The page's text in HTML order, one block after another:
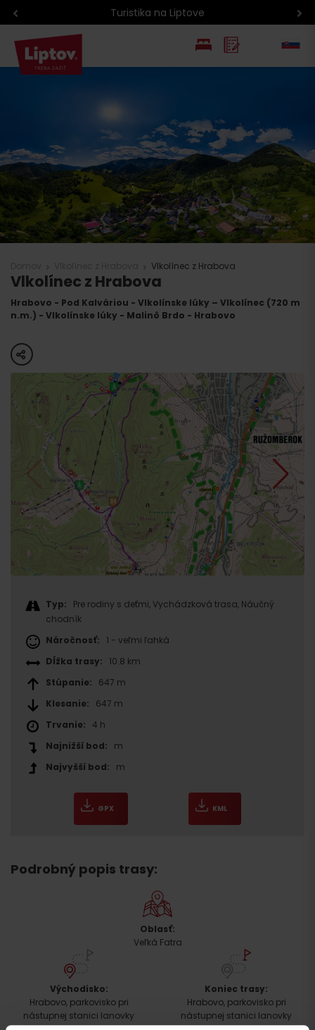
Turistika na Liptove
Vlkolínec z Hrabova
Vlkolínec z Hrabova
Hrabovo - Pod Kalváriou - Vlkolínske lúky – Vlkolínec (720 m
n.m.) - Vlkolínske lúky - Malinô Brdo - Hrabovo
share
Typ:
Pre rodiny s deťmi, Vychádzková trasa, Náučný
chodník
Náročnosť:
1 - veľmi ľahká
Dĺžka trasy:
10.8 km
Stúpanie:
647 m
Klesanie:
647 m
Trvanie: 4 h
Najnižší bod:
m
Najvyšší bod:
m
GPX KML
Podrobný popis trasy:
Oblasť:
Veľká Fatra
Východisko:
Hrabovo, parkovisko pri
nástupnej stanici lanovky
Koniec trasy:
Hrabovo, parkovisko pri
nástupnej stanici lanovky